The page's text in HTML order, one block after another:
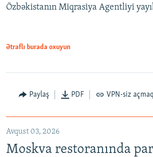
Özbəkistanın Miqrasiya Agentliyi
Ətraflı burada oxuyun
Paylaş PDF VPN-siz açmaq
Avqust 03, 2026
Moskva restoranında